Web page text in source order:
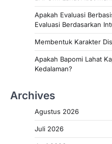
Apakah Evaluasi
Evaluasi Berdasarkan
Membentuk Karakter
Apakah Bapomi Lahat
Kedalaman?
Archives
Agustus 2026
Juli 2026